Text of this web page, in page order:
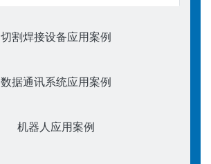
切割焊接设备应用案例
数据通讯系统应用案例
机器人应用案例